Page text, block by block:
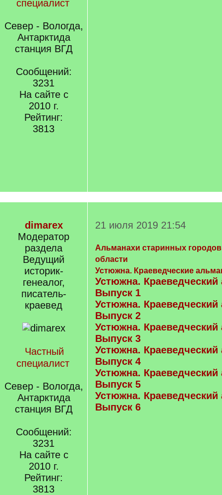
специалист
Север - Вологда,
Антарктида
станция ВГД
Сообщений:
3231
На сайте с
2010 г.
Рейтинг:
3813
dimarex
Модератор
раздела
Ведущий
историк-
генеалог,
писатель-
краевед
Частный
специалист
Север - Вологда,
Антарктида
станция ВГД
Сообщений:
3231
На сайте с
2010 г.
Рейтинг:
3813
21 июля 2019 21:54
Альманахи старинных
области
Устюжна. Краеведческие
Устюжна. Краеведческий
Выпуск 1
Устюжна. Краеведческий
Выпуск 2
Устюжна. Краеведческий
Выпуск 3
Устюжна. Краеведческий
Выпуск 4
Устюжна. Краеведческий
Выпуск 5
Устюжна. Краеведческий
Выпуск 6